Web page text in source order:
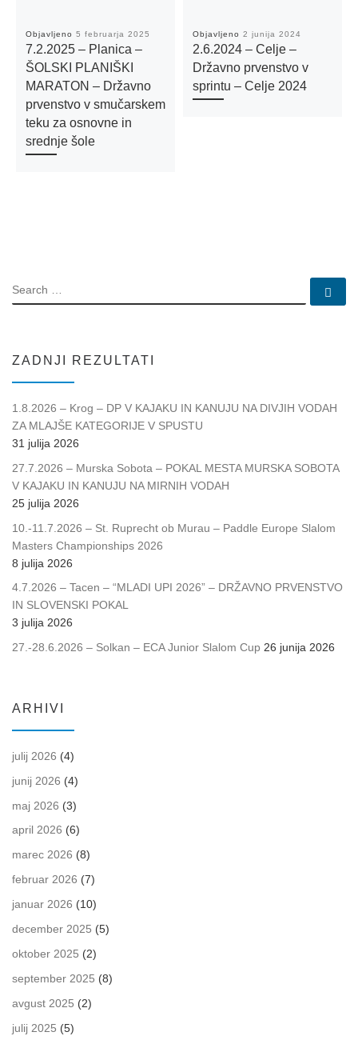
Objavljeno 5 februarja 2025
7.2.2025 – Planica –
ŠOLSKI PLANIŠKI
MARATON – Državno
prvenstvo v smučarskem
teku za osnovne in
srednje šole
Objavljeno 2 junija 2024
2.6.2024 – Celje –
Državno prvenstvo v
sprintu – Celje 2024
SEARCH
ZADNJI REZULTATI
1.8.2026 – Krog – DP V KAJAKU IN KANUJU NA DIVJIH VODAH
ZA MLAJŠE KATEGORIJE V SPUSTU
31 julija 2026
27.7.2026 – Murska Sobota – POKAL MESTA MURSKA SOBOTA
V KAJAKU IN KANUJU NA MIRNIH VODAH
25 julija 2026
10.-11.7.2026 – St. Ruprecht ob Murau – Paddle Europe Slalom
Masters Championships 2026
8 julija 2026
4.7.2026 – Tacen – “MLADI UPI 2026” – DRŽAVNO PRVENSTVO
IN SLOVENSKI POKAL
3 julija 2026
27.-28.6.2026 – Solkan – ECA Junior Slalom Cup 26 junija 2026
ARHIVI
julij 2026 (4)
junij 2026 (4)
maj 2026 (3)
april 2026 (6)
marec 2026 (8)
februar 2026 (7)
januar 2026 (10)
december 2025 (5)
oktober 2025 (2)
september 2025 (8)
avgust 2025 (2)
julij 2025 (5)